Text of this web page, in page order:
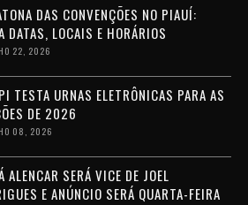
DAS CONVENÇÕES NO PIAUÍ:
DATAS, LOCAIS E HORÁRIOS
22, 2026
TESTA URNAS ELETRÔNICAS PARA AS
DE 2026
08, 2026
ALENCAR SERÁ VICE DE JOEL
E ANÚNCIO SERÁ QUARTA-FEIRA